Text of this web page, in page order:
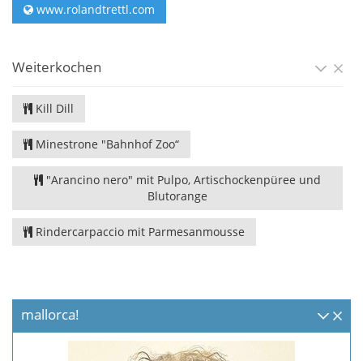
www.rolandtrettl.com
Weiterkochen
Kill Dill
Minestrone "Bahnhof Zoo“
"Arancino nero" mit Pulpo, Artischockenpüree und
Blutorange
Rindercarpaccio mit Parmesanmousse
mallorca!